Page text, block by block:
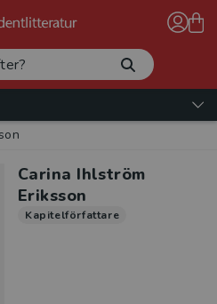
Carina Ihlström
Eriksson
Kapitelförfattare